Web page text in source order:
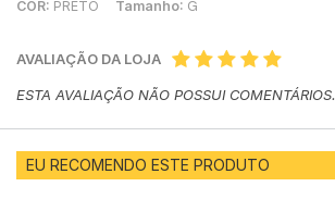
COR: PRETO Tamanho: G
AVALIAÇÃO DA LOJA
ESTA AVALIAÇÃO NÃO POSSUI COMENTÁRIOS.
EU RECOMENDO ESTE PRODUTO